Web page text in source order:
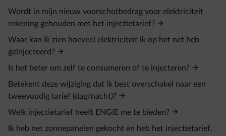
Wordt in mijn nieuw voorschotbedrag voor elektriciteit
rekening gehouden met het injectietarief?
Waar kan ik zien hoeveel elektriciteit ik op het net heb
geïnjecteerd?
Is het beter om zelf te consumeren of te injecteren?
Betekent deze wijziging dat ik best overschakel naar een
tweevoudig tarief (dag/nacht)?
Welk injectietarief heeft ENGIE me te bieden?
Ik heb net zonnepanelen gekocht en heb het injectietarief,